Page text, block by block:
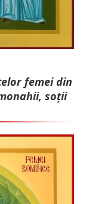
femei din
soții